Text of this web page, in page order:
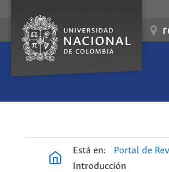
Está en: Portal de
Introducción